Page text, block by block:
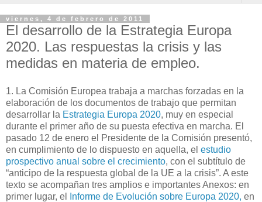
viernes, 4 de febrero de 2011
El desarrollo de la Estrategia Europa
2020. Las respuestas la crisis y las
medidas en materia de empleo.
1. La Comisión Europea trabaja a marchas forzadas en la
elaboración de los documentos de trabajo que permitan
desarrollar la Estrategia Europa 2020, muy en especial
durante el primer año de su puesta efectiva en marcha. El
pasado 12 de enero el Presidente de la Comisión presentó,
en cumplimiento de lo dispuesto en aquella, el estudio
prospectivo anual sobre el crecimiento, con el subtítulo de
“anticipo de la respuesta global de la UE a la crisis”. A este
texto se acompañan tres amplios e importantes Anexos: en
primer lugar, el
Informe de Evolución sobre Europa 2020, en